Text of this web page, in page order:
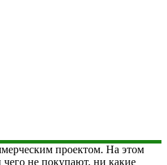
проектом. На этом
не покупают, ни какие